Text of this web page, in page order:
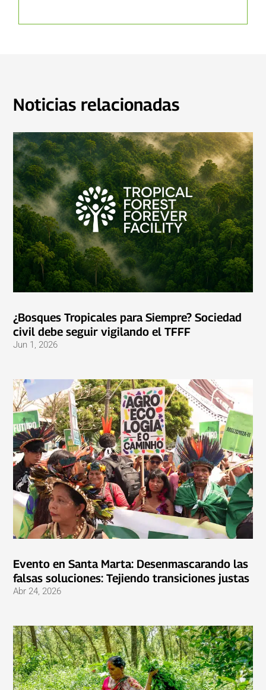
Noticias relacionadas
¿Bosques Tropicales para Siempre? Sociedad
civil debe seguir vigilando el TFFF
Jun 1, 2026
Evento en Santa Marta: Desenmascarando las
falsas soluciones: Tejiendo transiciones justas
Abr 24, 2026